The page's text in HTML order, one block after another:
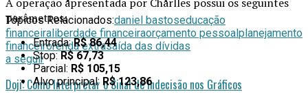
Tópicos Relacionados:daniel bastoseducação
financeiraliberdade financeiraorçamento pessoalplanejamento
financeirorenda extrasaída das dívidas
a seguir
Doji: Como Interpretar o Sinal de Indecisão nos Gráficos
parâmetros:
Entrada:R$ 86,44
Stop:R$ 67,73
Parcial: R$ 105,15
Alvo principal: R$ 123,86